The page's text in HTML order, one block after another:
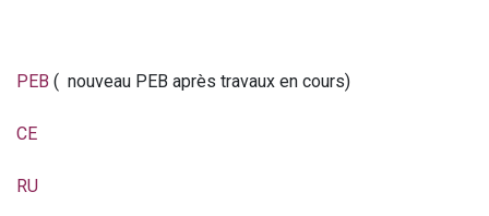
PEB ( nouveau PEB après travaux en cours)
CE
RU